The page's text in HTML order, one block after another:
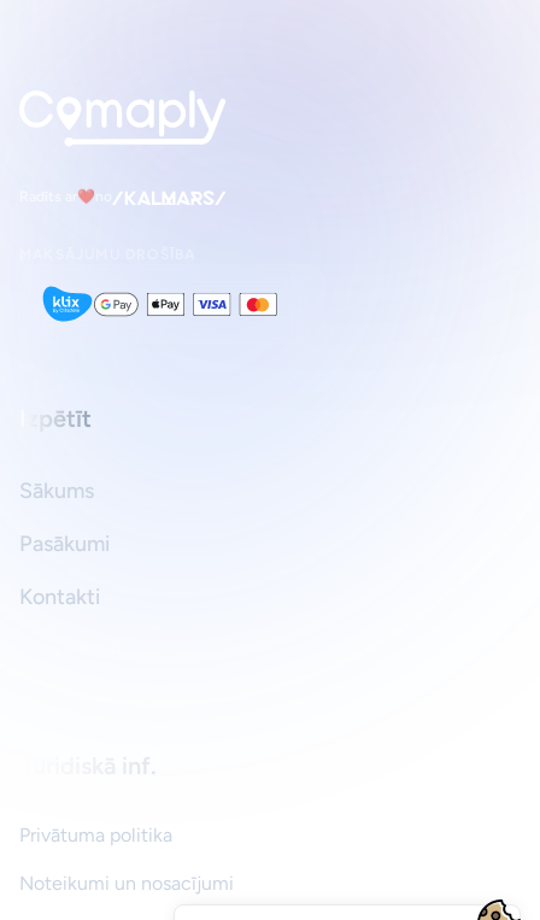
❤
Izpētīt
Sākums
Pasākumi
Kontakti
Juridiskā inf.
Privātuma politika
Noteikumi un nosacījumi